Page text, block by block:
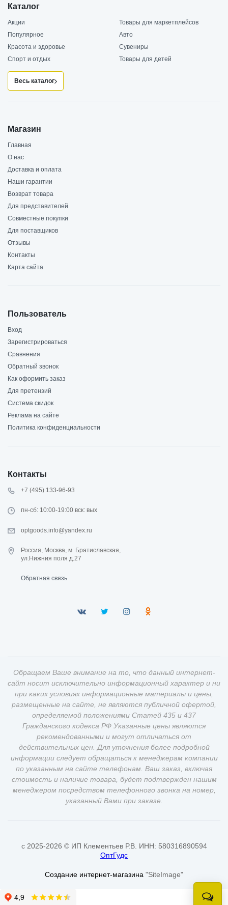
Каталог
Акции
Товары для маркетплейсов
Популярное
Авто
Красота и здоровье
Сувениры
Спорт и отдых
Товары для детей
Весь каталог
Магазин
Главная
О нас
Доставка и оплата
Наши гарантии
Возврат товара
Для представителей
Совместные покупки
Для поставщиков
Отзывы
Контакты
Карта сайта
Пользователь
Вход
Зарегистрироваться
Сравнения
Обратный звонок
Как оформить заказ
Для претензий
Система скидок
Реклама на сайте
Политика конфиденциальности
Контакты
+7 (495) 133-96-93
пн-сб: 10:00-19:00 вск: вых
optgoods.info@yandex.ru
Россия, Москва, м. Братиславская,
ул.Нижния поля д.27
Обратная связь
Обращаем Ваше внимание на то, что данный интернет-
сайт носит исключительно информационный характер и ни
при каких условиях информационные материалы и цены,
размещенные на сайте, не являются публичной офертой,
определяемой положениями Статей 435 и 437
Гражданского кодекса РФ Указанные цены являются
рекомендованными и могут отличаться от
действительных цен. Для уточнения более подробной
информации следует обращаться к менеджерам компании
по указанным на сайте телефонам. Ваш заказ, включая
стоимость и наличие товара, будет подтвержден нашим
менеджером посредством телефонного звонка на номер,
указанный Вами при заказе.
c 2025-2026 © ИП Клементьев Р.В. ИНН: 580316890594
ОптГудс
Создание интернет-магазина "SiteImage"